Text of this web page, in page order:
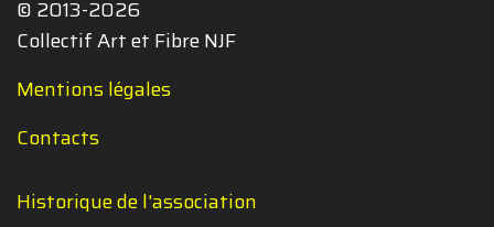
© 2013-2026
Collectif Art et Fibre NJF
Mentions légales
Contacts
Historique de l'association